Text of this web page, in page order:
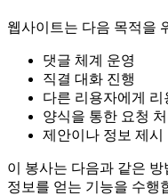
웹사이트는 다음 목적을
댓글 체계 운영
직결 대화 진행
다른 리용자에게 리
양식을 통한 요청 처
제안이나 정보 제시
이 봉사는 다음과 같은
정보를 얻는 기능을 수행